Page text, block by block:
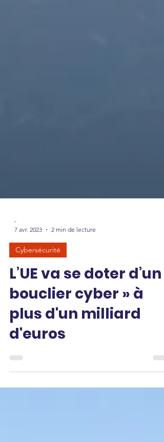
7 avr. 2023
2 min de lecture
Cybersécurité
L’UE va se doter d’un «
bouclier cyber » à
plus d'un milliard
d'euros